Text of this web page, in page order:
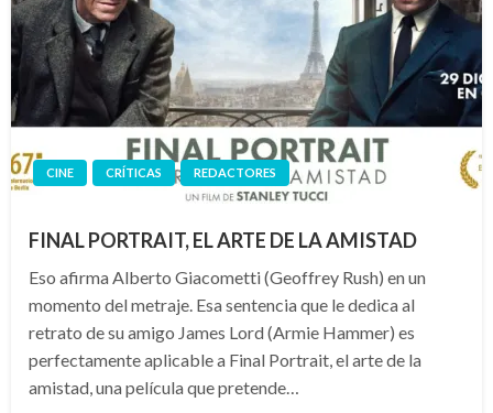
CINE CRÍTICAS REDACTORES
FINAL PORTRAIT, EL ARTE DE LA AMISTAD
Eso afirma Alberto Giacometti (Geoffrey Rush) en un
momento del metraje. Esa sentencia que le dedica al
retrato de su amigo James Lord (Armie Hammer) es
perfectamente aplicable a Final Portrait, el arte de la
amistad, una película que pretende…